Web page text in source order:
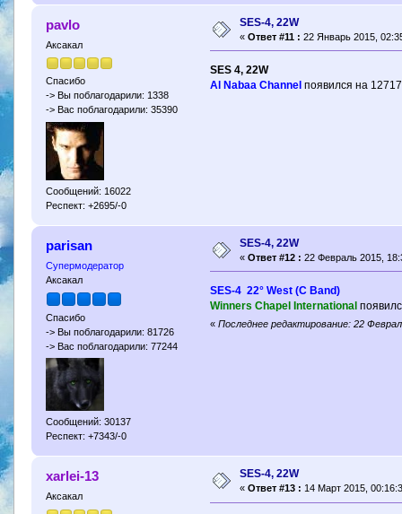
pavlo
Аксакал
Спасибо
-> Вы поблагодарили: 1338
-> Вас поблагодарили: 35390
Сообщений: 16022
Респект: +2695/-0
SES-4, 22W
« Ответ #11 : 22 Январь 2015,
SES 4, 22W
Al Nabaa Channel появился на
parisan
Супермодератор
Аксакал
Спасибо
-> Вы поблагодарили: 81726
-> Вас поблагодарили: 77244
Сообщений: 30137
Респект: +7343/-0
SES-4, 22W
« Ответ #12 : 22 Февраль 2015,
SES-4 22° West (C Band)
Winners Chapel International
«Последнее редактирование: 22
xarlei-13
Аксакал
SES-4, 22W
« Ответ #13 : 14 Март 2015,